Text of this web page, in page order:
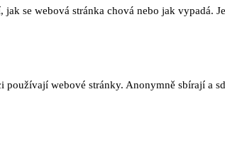
se webová stránka chová nebo jak vypadá.
webové stránky. Anonymně sbírají a